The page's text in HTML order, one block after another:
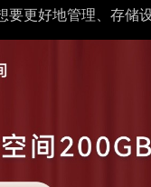
要更好地管理、存储